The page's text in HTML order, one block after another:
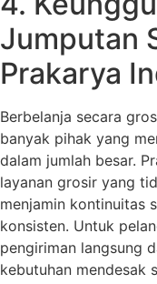
Jumputan
Prakarya
Berbelanja secara
banyak pihak yang
dalam jumlah besar.
layanan grosir yang
menjamin kontinuitas
konsisten. Untuk
pengiriman langsung
kebutuhan mendesak